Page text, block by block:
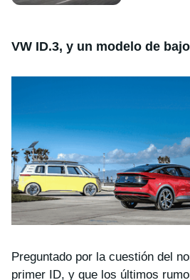
VW ID.3, y un modelo de
Preguntado por la cuestión del
primer ID, y que los últimos